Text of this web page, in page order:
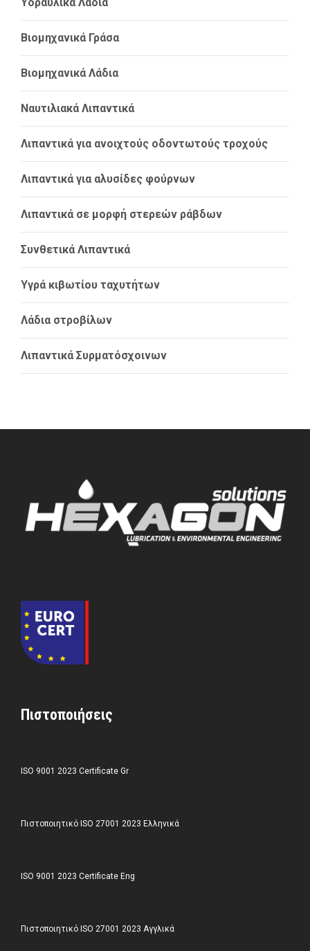
Βιομηχανικά Γράσα
Βιομηχανικά Λάδια
Ναυτιλιακά Λιπαντικά
Λιπαντικά για ανοιχτούς οδοντωτούς τροχούς
Λιπαντικά για αλυσίδες φούρνων
Λιπαντικά σε μορφή στερεών ράβδων
Συνθετικά Λιπαντικά
Υγρά κιβωτίου ταχυτήτων
Λάδια στροβίλων
Λιπαντικά Συρματόσχοινων
Πιστοποιήσεις
ISO 9001 2023 Certificate Gr
Πιστοποιητικό ISO 27001 2023 Ελληνικά
ISO 9001 2023 Certificate Eng
Πιστοποιητικό ISO 27001 2023 Αγγλικά